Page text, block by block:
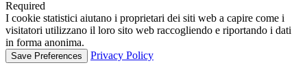
Required
I cookie statistici aiutano i proprietari dei siti web a capire come i
visitatori utilizzano il loro sito web raccogliendo e riportando i dati
in forma anonima.
Privacy Policy